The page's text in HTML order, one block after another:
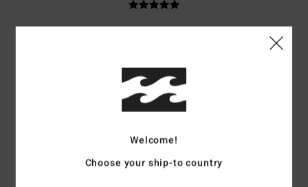
Achat vérifié
Rapport qualité / prix: 5/5 Taille: Trop grand
Je recommande ce produit
5/5
Welcome!
Choose your ship-to country